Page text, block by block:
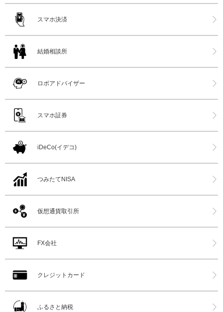
スマホ決済
結婚相談所
ロボアドバイザー
スマホ証券
iDeCo(イデコ)
つみたてNISA
仮想通貨取引所
FX会社
クレジットカード
ふるさと納税